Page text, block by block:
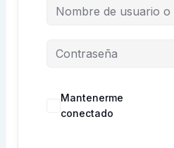
Mantenerme
conectado